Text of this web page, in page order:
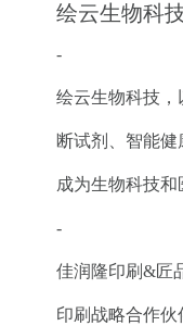
绘云生物科
-
绘云生物科技，
断试剂、智能健
成为生物科技和
-
佳润隆印刷&匠
印刷战略合作伙